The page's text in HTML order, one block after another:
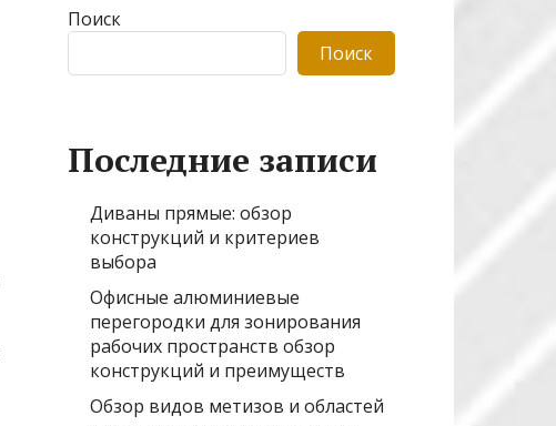
Поиск
Поиск
Последние записи
Диваны прямые: обзор
конструкций и критериев
выбора
Офисные алюминиевые
перегородки для зонирования
рабочих пространств обзор
конструкций и преимуществ
Обзор видов метизов и областей